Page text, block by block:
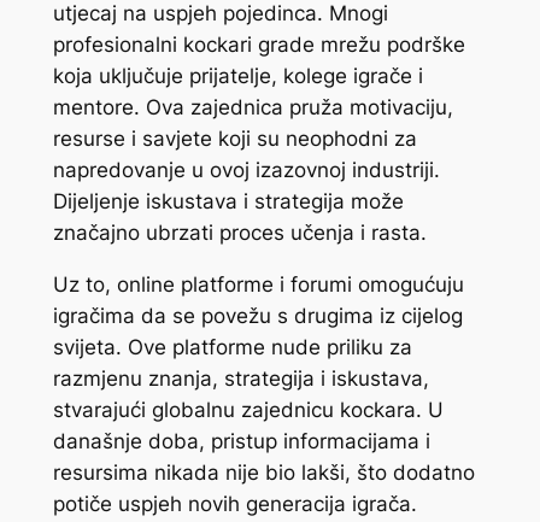
utjecaj na uspjeh pojedinca. Mnogi
profesionalni kockari grade mrežu podrške
koja uključuje prijatelje, kolege igrače i
mentore. Ova zajednica pruža motivaciju,
resurse i savjete koji su neophodni za
napredovanje u ovoj izazovnoj industriji.
Dijeljenje iskustava i strategija može
značajno ubrzati proces učenja i rasta.
Uz to, online platforme i forumi omogućuju
igračima da se povežu s drugima iz cijelog
svijeta. Ove platforme nude priliku za
razmjenu znanja, strategija i iskustava,
stvarajući globalnu zajednicu kockara. U
današnje doba, pristup informacijama i
resursima nikada nije bio lakši, što dodatno
potiče uspjeh novih generacija igrača.